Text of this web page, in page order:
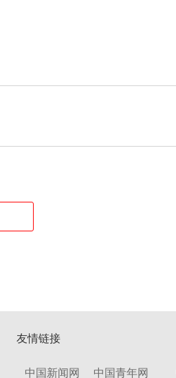
友情链接
中国新闻网 中国青年网